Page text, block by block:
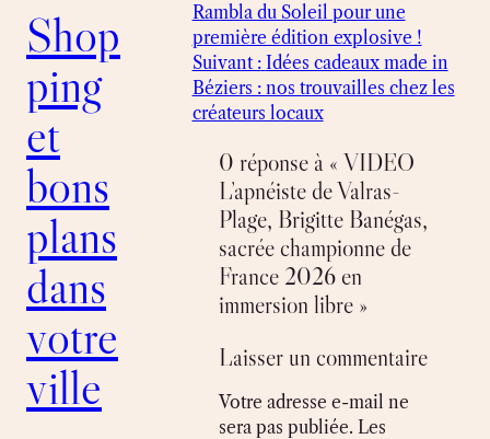
Shop
ping
et
bons
plans
dans
votre
ville
Rambla du Soleil pour une
première édition explosive !
Suivant : Idées cadeaux made in
Béziers : nos trouvailles chez les
créateurs locaux
0 réponse à « VIDEO
L’apnéiste de Valras-
Plage, Brigitte Banégas,
sacrée championne de
France 2026 en
immersion libre »
Laisser un commentaire
Votre adresse e-mail ne
sera pas publiée. Les